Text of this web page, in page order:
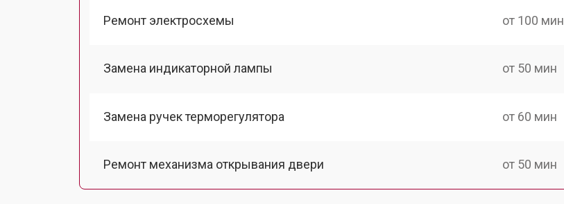
Ремонт электросхемы от 100 мин
Замена индикаторной лампы от 50 мин
Замена ручек терморегулятора от 60 мин
Ремонт механизма открывания двери от 50 мин